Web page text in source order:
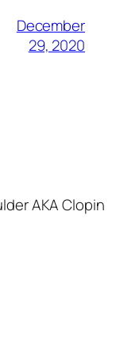
December
29, 2020
AKA Clopin